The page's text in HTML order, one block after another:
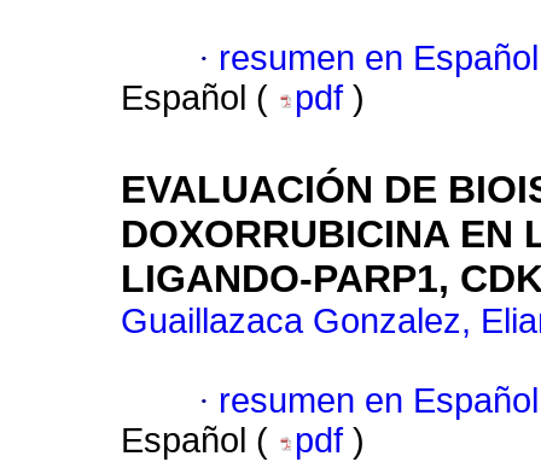
· resumen en Español
Español (
pdf )
EVALUACIÓN DE
DOXORRUBICINA EN
LIGANDO-PARP1,
Guaillazaca Gonzalez,
· resumen en Español
Español (
pdf )